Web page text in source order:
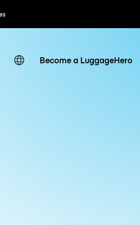
Become a LuggageHero